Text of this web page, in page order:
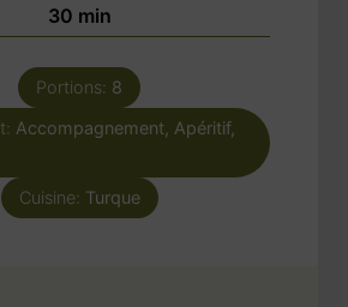
30minutes
min
Portions: 8
Accompagnement, Apéritif,
Cuisine: Turque